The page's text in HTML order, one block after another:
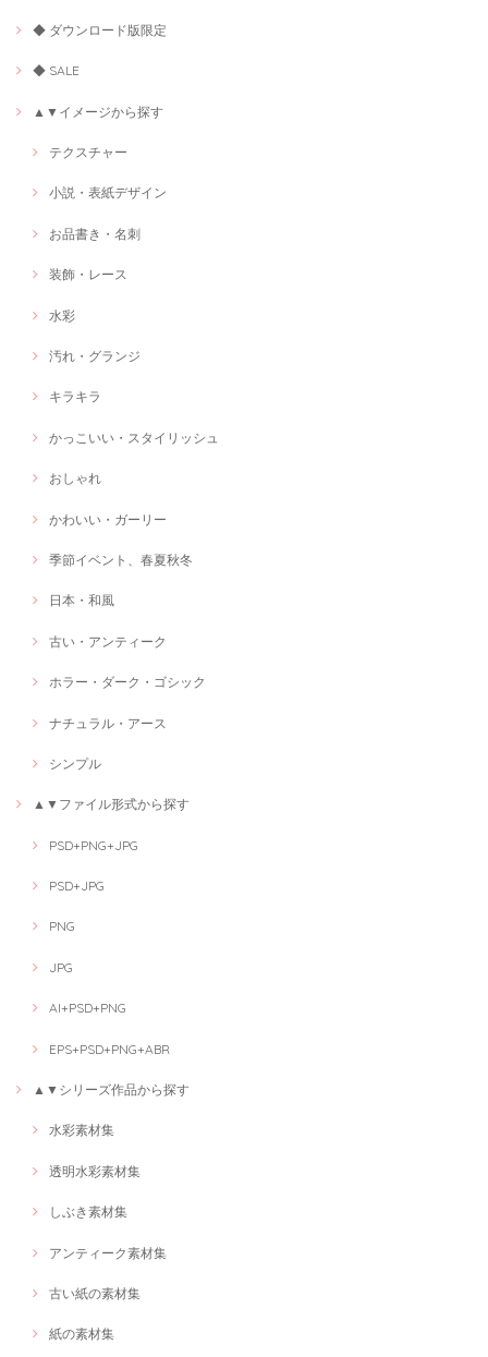
◆ ダウンロード版限定
◆ SALE
▲▼イメージから探す
テクスチャー
小説・表紙デザイン
お品書き・名刺
装飾・レース
水彩
汚れ・グランジ
キラキラ
かっこいい・スタイリッシュ
おしゃれ
かわいい・ガーリー
季節イベント、春夏秋冬
日本・和風
古い・アンティーク
ホラー・ダーク・ゴシック
ナチュラル・アース
シンプル
▲▼ファイル形式から探す
PSD+PNG+JPG
PSD+JPG
PNG
JPG
AI+PSD+PNG
EPS+PSD+PNG+ABR
▲▼シリーズ作品から探す
水彩素材集
透明水彩素材集
しぶき素材集
アンティーク素材集
古い紙の素材集
紙の素材集